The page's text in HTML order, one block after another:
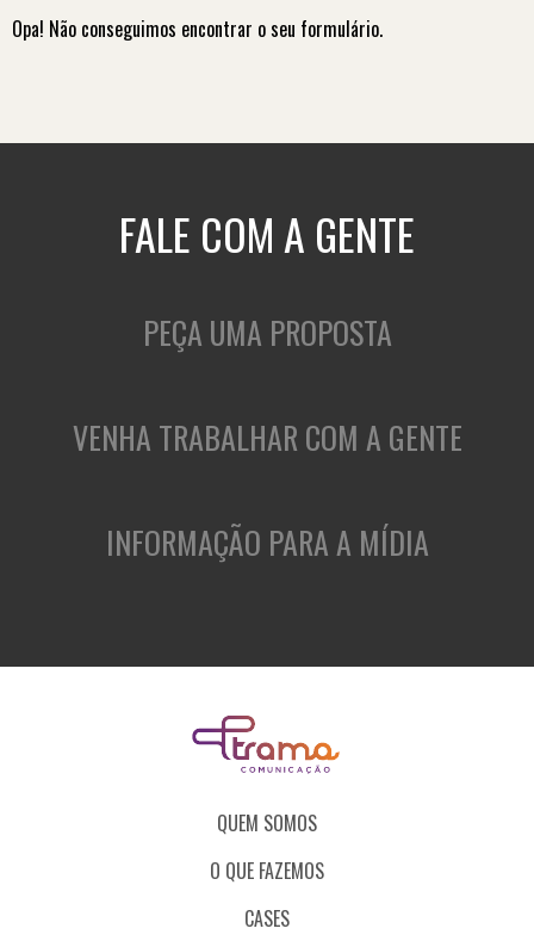
Opa! Não conseguimos encontrar o seu formulário.
FALE COM A GENTE
PEÇA UMA PROPOSTA
VENHA TRABALHAR COM A GENTE
INFORMAÇÃO PARA A MÍDIA
QUEM SOMOS
O QUE FAZEMOS
CASES